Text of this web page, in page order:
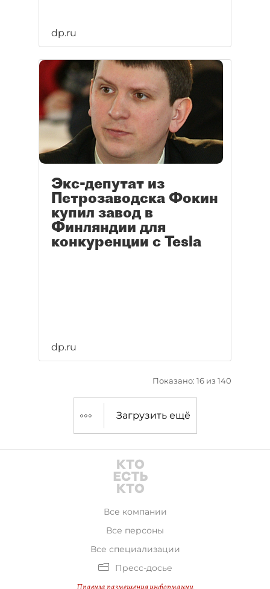
dp.ru
Экс-депутат из
Петрозаводска Фокин
купил завод в
Финляндии для
конкуренции c Tesla
dp.ru
Показано: 16 из 140
Загрузить ещё
Все компании
Все персоны
Все специализации
Пресс-досье